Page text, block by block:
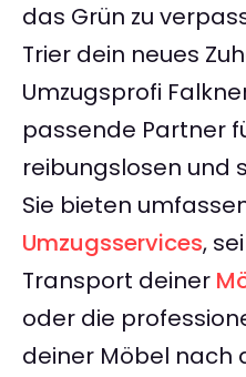
das Grün zu
Trier dein neues
Umzugsprofi
passende Partner
reibungslosen und
Sie bieten
Umzugsservices,
Transport deiner
oder die
deiner Möbel nach